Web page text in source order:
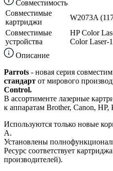
Совместимость
Совместимые
картриджи
W2073A
Совместимые
устройства
HP Color
Color Laser-
Описание
Parrots - новая серия
стандарт от мирового
Control.
В ассортименте лазерные
к аппаратам Brother, Canon, HP,
Используются только новые
А.
Установлены
Ресурс соответствует
производителей).